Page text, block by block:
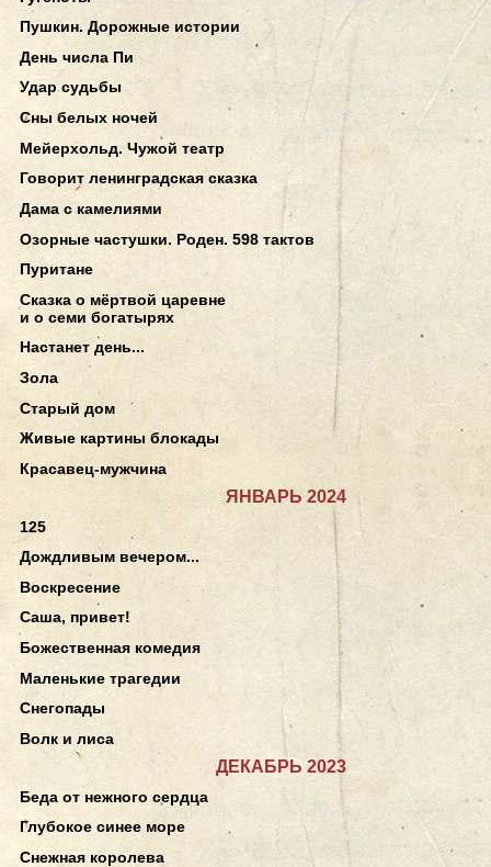
Пушкин. Дорожные истории
День числа Пи
Удар судьбы
Сны белых ночей
Мейерхольд. Чужой театр
Говорит ленинградская сказка
Дама с камелиями
Озорные частушки. Роден. 598 тактов
Пуритане
Сказка о мёртвой царевне
и о семи богатырях
Настанет день...
Зола
Старый дом
Живые картины блокады
Красавец-мужчина
ЯНВАРЬ 2024
125
Дождливым вечером...
Воскресение
Саша, привет!
Божественная комедия
Маленькие трагедии
Снегопады
Волк и лиса
ДЕКАБРЬ 2023
Беда от нежного сердца
Глубокое синее море
Снежная королева